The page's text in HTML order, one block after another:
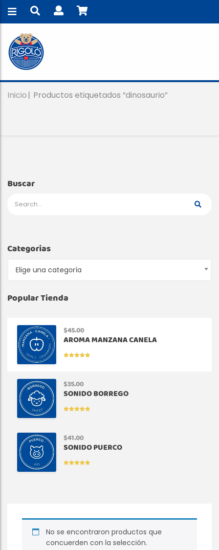
Inicio Productos etiquetados “dinosaurio”
Buscar
Categorias
Elige una categoría
Popular Tienda
$45.00
AROMA MANZANA CANELA
$35.00
SONIDO BORREGO
$41.00
SONIDO PUERCO
No se encontraron productos que
concuerden con la selección.